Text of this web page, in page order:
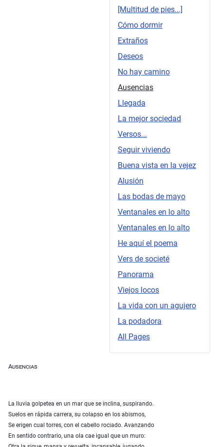
[Multitud de pies...]
Cómo dormir
Extraños
Deseos
No hay camino
Ausencias
Llegada
La mejor sociedad
Versos...
Seguir viviendo
Buena vista en la vejez
Alusión
Las bodas de mayo
Ventanales en lo alto
Ventanales en lo alto
He aquí el poema
Vers de societé
Panorama
Viejos locos
La vida con un agujero
La podadora
All Pages
Ausencias
La lluvia golpetea en un mar que se inclina, suspirando.
Suelos en rápida carrera, su colapso en los abismos,
Se erigen cual torres, con el cabello rociado. Avanzando
En sentido contrario, una ola cae igual que un muro: